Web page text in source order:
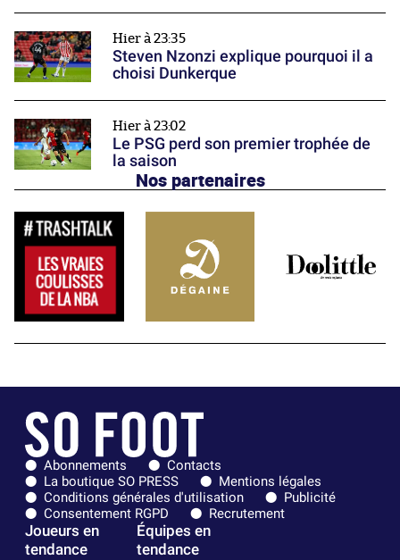
Hier à 23:35
Steven Nzonzi explique pourquoi il a
choisi Dunkerque
Hier à 23:02
Le PSG perd son premier trophée de
la saison
Nos partenaires
Abonnements
Contacts
La boutique SO PRESS
Mentions légales
Conditions générales d'utilisation
Publicité
Consentement RGPD
Recrutement
Joueurs en
tendance
Équipes en
tendance